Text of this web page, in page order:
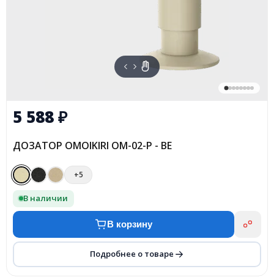
5 588₽
ДОЗАТОР OMOIKIRI OM-02-P - BE
+5
В наличии
В корзину
Подробнее о товаре